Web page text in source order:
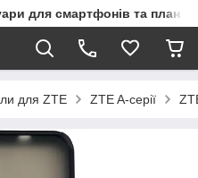
для смартфонів та
для ZTE ZTE A-серії